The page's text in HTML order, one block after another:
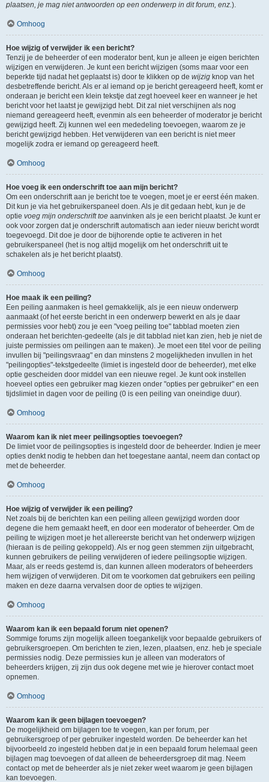
plaatsen, je mag niet antwoorden op een onderwerp in dit forum, enz.).
Omhoog
Hoe wijzig of verwijder ik een bericht?
Tenzij je de beheerder of een moderator bent, kun je alleen je eigen berichten
wijzigen en verwijderen. Je kunt een bericht wijzigen (soms maar voor een
beperkte tijd nadat het geplaatst is) door te klikken op de wijzig knop van het
desbetreffende bericht. Als er al iemand op je bericht gereageerd heeft, komt er
onderaan je bericht een klein tekstje dat zegt hoeveel keer en wanneer je het
bericht voor het laatst je gewijzigd hebt. Dit zal niet verschijnen als nog
niemand gereageerd heeft, evenmin als een beheerder of moderator je bericht
gewijzigd heeft. Zij kunnen wel een mededeling toevoegen, waarom ze je
bericht gewijzigd hebben. Het verwijderen van een bericht is niet meer
mogelijk zodra er iemand op gereageerd heeft.
Omhoog
Hoe voeg ik een onderschrift toe aan mijn bericht?
Om een onderschrift aan je bericht toe te voegen, moet je er eerst één maken.
Dit kun je via het gebruikerspaneel doen. Als je dit gedaan hebt, kun je de
optie voeg mijn onderschrift toe aanvinken als je een bericht plaatst. Je kunt er
ook voor zorgen dat je onderschrift automatisch aan ieder nieuw bericht wordt
toegevoegd. Dit doe je door de bijhorende optie te activeren in het
gebruikerspaneel (het is nog altijd mogelijk om het onderschrift uit te
schakelen als je het bericht plaatst).
Omhoog
Hoe maak ik een peiling?
Een peiling aanmaken is heel gemakkelijk, als je een nieuw onderwerp
aanmaakt (of het eerste bericht in een onderwerp bewerkt en als je daar
permissies voor hebt) zou je een "voeg peiling toe" tabblad moeten zien
onderaan het berichten-gedeelte (als je dit tabblad niet kan zien, heb je niet de
juiste permissies om peilingen aan te maken). Je moet een titel voor de peiling
invullen bij "peilingsvraag" en dan minstens 2 mogelijkheden invullen in het
"peilingopties"-tekstgedeelte (limiet is ingesteld door de beheerder), met elke
optie gescheiden door middel van een nieuwe regel. Je kunt ook instellen
hoeveel opties een gebruiker mag kiezen onder "opties per gebruiker" en een
tijdslimiet in dagen voor de peiling (0 is een peiling van oneindige duur).
Omhoog
Waarom kan ik niet meer peilingsopties toevoegen?
De limiet voor de peilingsopties is ingesteld door de beheerder. Indien je meer
opties denkt nodig te hebben dan het toegestane aantal, neem dan contact op
met de beheerder.
Omhoog
Hoe wijzig of verwijder ik een peiling?
Net zoals bij de berichten kan een peiling alleen gewijzigd worden door
degene die hem gemaakt heeft, en door een moderator of beheerder. Om de
peiling te wijzigen moet je het allereerste bericht van het onderwerp wijzigen
(hieraan is de peiling gekoppeld). Als er nog geen stemmen zijn uitgebracht,
kunnen gebruikers de peiling verwijderen of iedere peilingsoptie wijzigen.
Maar, als er reeds gestemd is, dan kunnen alleen moderators of beheerders
hem wijzigen of verwijderen. Dit om te voorkomen dat gebruikers een peiling
maken en deze daarna vervalsen door de opties te wijzigen.
Omhoog
Waarom kan ik een bepaald forum niet openen?
Sommige forums zijn mogelijk alleen toegankelijk voor bepaalde gebruikers of
gebruikersgroepen. Om berichten te zien, lezen, plaatsen, enz. heb je speciale
permissies nodig. Deze permissies kun je alleen van moderators of
beheerders krijgen, zij zijn dus ook degene met wie je hierover contact moet
opnemen.
Omhoog
Waarom kan ik geen bijlagen toevoegen?
De mogelijkheid om bijlagen toe te voegen, kan per forum, per
gebruikersgroep of per gebruiker ingesteld worden. De beheerder kan het
bijvoorbeeld zo ingesteld hebben dat je in een bepaald forum helemaal geen
bijlagen mag toevoegen of dat alleen de beheerdersgroep dit mag. Neem
contact op met de beheerder als je niet zeker weet waarom je geen bijlagen
kan toevoegen.